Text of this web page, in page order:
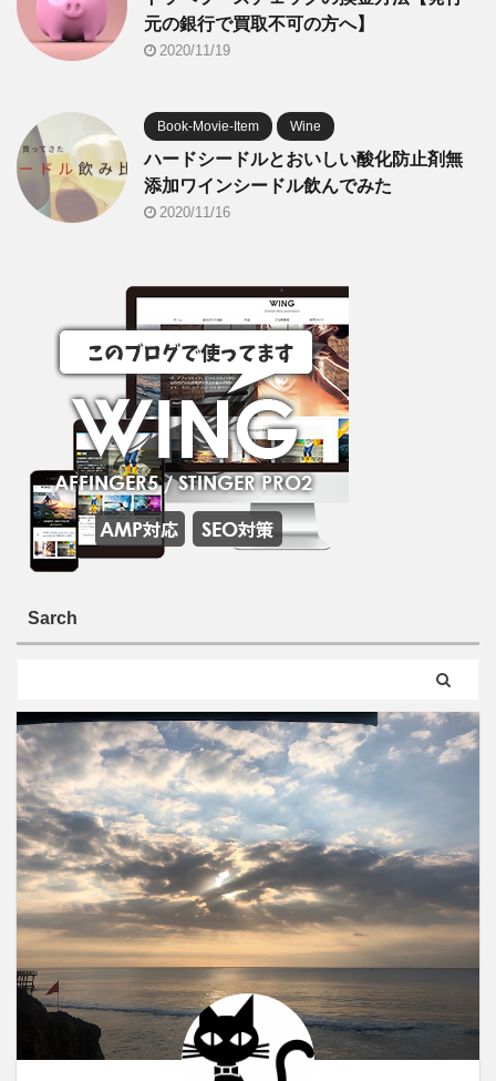
元の銀行で買取不可の方へ】
2020/11/19
Book-Movie-Item Wine
ハードシードルとおいしい酸化防止剤無
添加ワインシードル飲んでみた
2020/11/16
Sarch